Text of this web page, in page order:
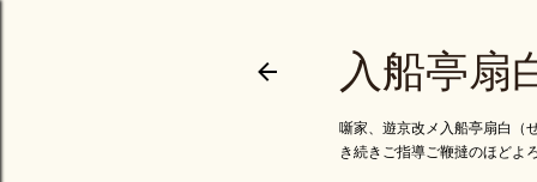
入船亭扇
噺家、遊京改メ入船亭扇白（
き続きご指導ご鞭撻のほどよ